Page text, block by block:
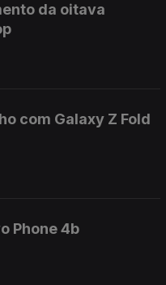
da oitava
com Galaxy Z Fold
Phone 4b